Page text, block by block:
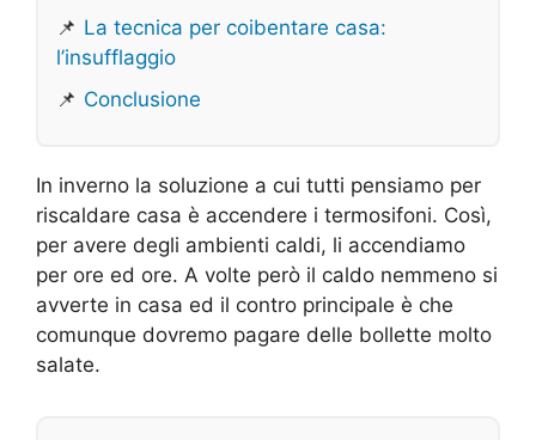
📌 La tecnica per coibentare casa:
l’insufflaggio
📌 Conclusione
In inverno la soluzione a cui tutti pensiamo per
riscaldare casa è accendere i termosifoni. Così,
per avere degli ambienti caldi, li accendiamo
per ore ed ore. A volte però il caldo nemmeno si
avverte in casa ed il contro principale è che
comunque dovremo pagare delle bollette molto
salate.